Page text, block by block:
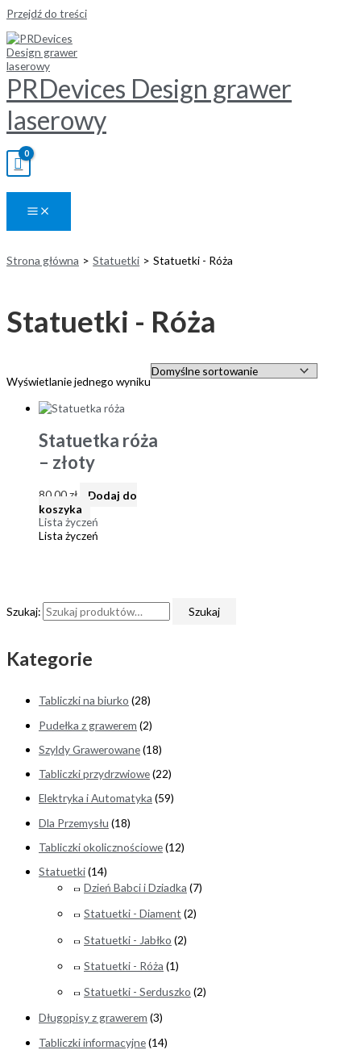
Przejdź do treści
PRDevices Design grawer
laserowy
Strona główna Statuetki Statuetki - Róża
Szukaj: Szukaj
Kategorie
Tabliczki na biurko (28)
Pudełka z grawerem (2)
Szyldy Grawerowane(18)
Tabliczki przydrzwiowe(22)
Elektryka i Automatyka (59)
Dla Przemysłu (18)
Tabliczki okolicznościowe(12)
Statuetki(14)
Dzień Babci i Dziadka (7)
Statuetki - Diament (2)
Statuetki - Jabłko (2)
Statuetki - Róża (1)
Statuetki - Serduszko (2)
Długopisy z grawerem (3)
Tabliczki informacyjne(14)
Statuetki - Róża
Wyświetlanie jednego wyniku
Statuetka róża
– złoty
80,00zł
Dodaj do
koszyka
Lista życzeń
Lista życzeń